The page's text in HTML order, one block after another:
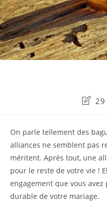
la
29
On parle tellement des
alliances ne semblent pas
méritent. Après tout, une
pour le reste de votre vie !
engagement que vous
durable de votre mariage.